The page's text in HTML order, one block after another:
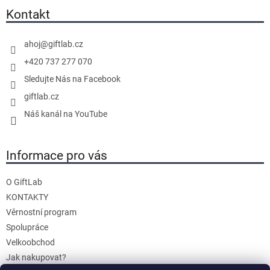
Kontakt
ahoj@giftlab.cz
+420 737 277 070
Sledujte Nás na Facebook
giftlab.cz
Náš kanál na YouTube
Informace pro vás
O GiftLab
KONTAKTY
Věrnostní program
Spolupráce
Velkoobchod
Jak nakupovat?